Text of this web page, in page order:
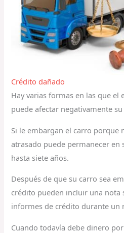
Crédito dañado
Hay varias formas en las que el
puede afectar negativamente
Si le embargan el carro porque
atrasado puede permanecer
hasta siete años.
Después de que su carro sea
crédito pueden incluir una nota
informes de crédito durante un
Cuando todavía debe dinero